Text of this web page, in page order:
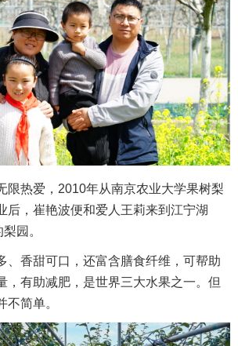
限热爱，2010年从南京农业大学果树梨
后，崔艳波便和爱人王莉来到江宁湖
园。
、香甜可口，还富含膳食纤维，可帮助
，有助减肥，是世界三大水果之一。但
不简单。